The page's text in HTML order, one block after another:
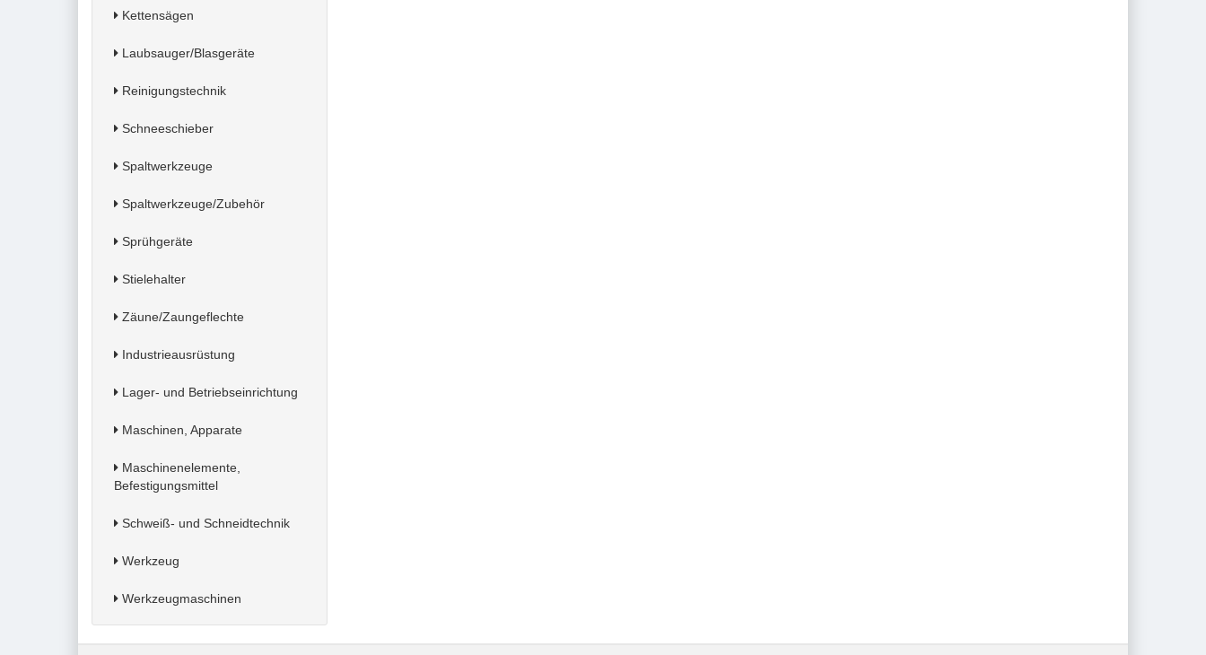
Kettensägen
Laubsauger/Blasgeräte
Reinigungstechnik
Schneeschieber
Spaltwerkzeuge
Spaltwerkzeuge/Zubehör
Sprühgeräte
Stielehalter
Zäune/Zaungeflechte
Industrieausrüstung
Lager- und Betriebseinrichtung
Maschinen, Apparate
Maschinenelemente,
Befestigungsmittel
Schweiß- und Schneidtechnik
Werkzeug
Werkzeugmaschinen